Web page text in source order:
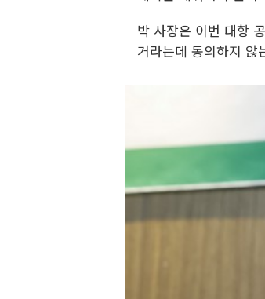
박 사장은 이번 대항
거라는데 동의하지